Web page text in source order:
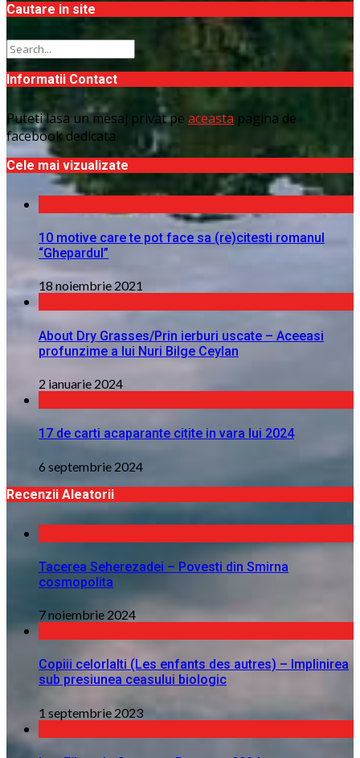
Cautare in site
Informatii Contact
Puteti lasa un mesaj privat pe aceasta pagina de
facebook dedicata
Cele mai vizualizate
10 motive care te pot face sa (re)citesti romanul
“Ghepardul”
18 noiembrie 2021
About Dry Grasses/Prin ierburi uscate – Aceeasi
profunzime a lui Nuri Bilge Ceylan
2 ianuarie 2024
17 de carti acaparante citite in vara lui 2024
6 septembrie 2024
Recenzii Aleatorii
Tacerea Seherezadei – Povesti din Smirna
cosmopolita
7 noiembrie 2024
Copiii celorlalti (Les enfants des autres) – Implinirea
sub presiunea ceasului biologic
1 septembrie 2023